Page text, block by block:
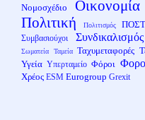
Νομοσχέδιο Οικονομία
Πολιτική Πολιτισμός ΠΟΣΤ
Συμβασιούχοι
Συνδικαλισμός
Σωματεία Ταμεία Ταχυμεταφορές
Υγεία Υπερταμείο Φόροι
Χρέος ESM Eurogroup Grexit